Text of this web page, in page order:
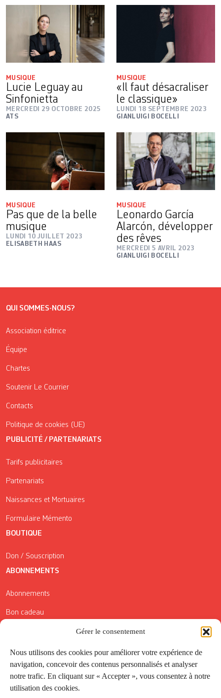
Gérer le consentement
Nous utilisons des cookies pour améliorer votre expérience de
navigation, concevoir des contenus personnalisés et analyser
notre trafic. En cliquant sur « Accepter », vous consentez à notre
utilisation des cookies.
MUSIQUE
Lucie Leguay au
Sinfonietta
MERCREDI 29 OCTOBRE 2025
ATS
MUSIQUE
«Il faut désacraliser
le classique»
LUNDI 18 SEPTEMBRE 2023
GIANLUIGI BOCELLI
MUSIQUE
Pas que de la belle
musique
LUNDI 10 JUILLET 2023
ELISABETH HAAS
MUSIQUE
Leonardo García
Alarcón, développer
des rêves
MERCREDI 5 AVRIL 2023
GIANLUIGI BOCELLI
QUI SOMMES-NOUS?
Association éditrice
Équipe
Chartes
Soutenir Le Courrier
Contacts
Politique de cookies (UE)
PUBLICITÉ / PARTENARIATS
Tarifs publicitaires
Partenariats
Naissances et Mortuaires
Formulaire Mémento
BOUTIQUE
Don / Souscription
ABONNEMENTS
Abonnements
Bon cadeau
Conditions générales de vente
Réductions de la Carte Côté Courrier
Application